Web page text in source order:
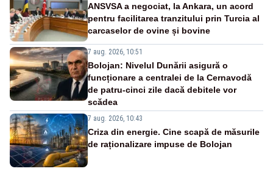
ANSVSA a negociat, la Ankara, un acord
pentru facilitarea tranzitului prin Turcia al
carcaselor de ovine și bovine
7 aug. 2026, 10:51
Bolojan: Nivelul Dunării asigură o
funcționare a centralei de la Cernavodă
de patru-cinci zile dacă debitele vor
scădea
7 aug. 2026, 10:43
Criza din energie. Cine scapă de măsurile
de raționalizare impuse de Bolojan